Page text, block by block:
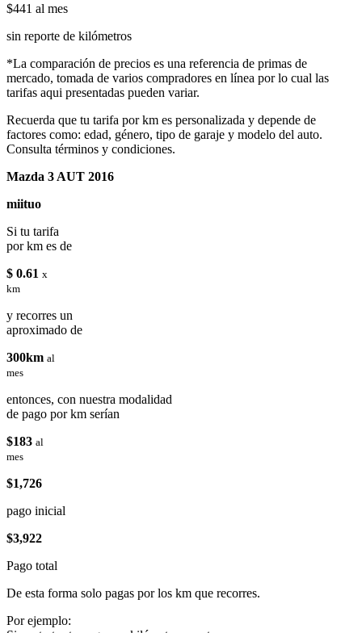
$441 al mes
sin reporte de kilómetros
*La comparación de precios es una referencia de primas de
mercado, tomada de varios compradores en línea por lo cual las
tarifas aqui presentadas pueden variar.
Recuerda que tu tarifa por km es personalizada y depende de
factores como: edad, género, tipo de garaje y modelo del auto.
Consulta términos y condiciones.
Mazda 3 AUT 2016
miituo
Si tu tarifa
por km es de
$ 0.61 x
km
y recorres un
aproximado de
300km al
mes
entonces, con nuestra modalidad
de pago por km serían
$183 al
mes
$1,726
pago inicial
$3,922
Pago total
De esta forma solo pagas por los km que recorres.
Por ejemplo: